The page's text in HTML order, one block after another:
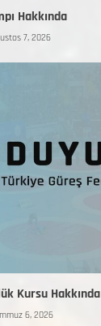
Hakkında
7, 2026
Kursu Hakkında
6, 2026